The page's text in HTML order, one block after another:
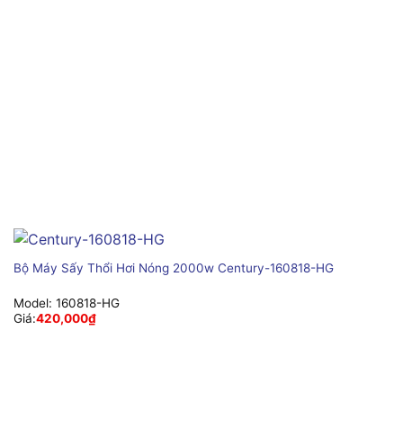
Bộ Máy Sấy Thổi Hơi Nóng 2000w Century-160818-HG
Model: 160818-HG
Giá:420,000₫